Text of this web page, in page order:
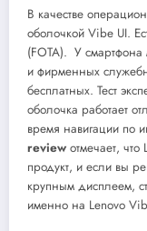
В качестве
оболочкой Vibe UI.
(FOTA). У смартфона
и фирменных
бесплатных. Тест
оболочка работает
время навигации по
review отмечает,
продукт, и если вы
крупным дисплеем,
именно на Lenovo